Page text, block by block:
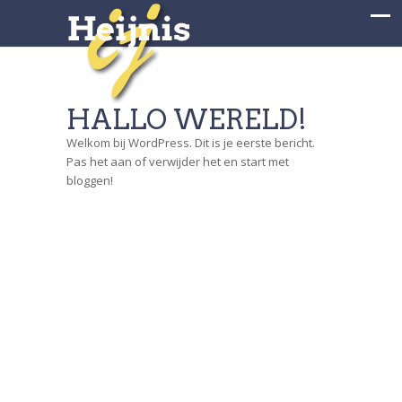
HALLO WERELD!
Welkom bij WordPress. Dit is je eerste bericht.
Pas het aan of verwijder het en start met
bloggen!